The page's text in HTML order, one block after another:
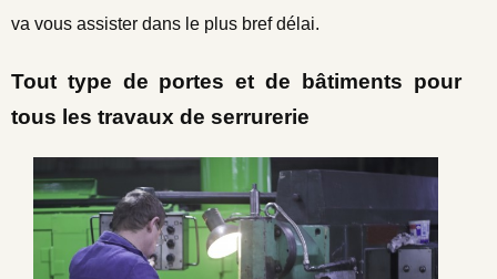
va vous assister dans le plus bref délai.
Tout type de portes et de bâtiments pour
tous les travaux de serrurerie